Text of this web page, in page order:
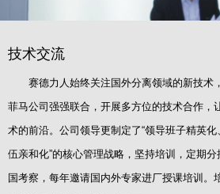
技术交流
赛德力人始终关注国外分离领域的新技术
菲马公司强强联合，开展多方位的技术合作，
术的前沿。公司领导更制定了“领导班子精英
伍亲和化”的核心管理战略，坚持培训，定期
国考察，每年邀请国内外专家进厂授课培训。